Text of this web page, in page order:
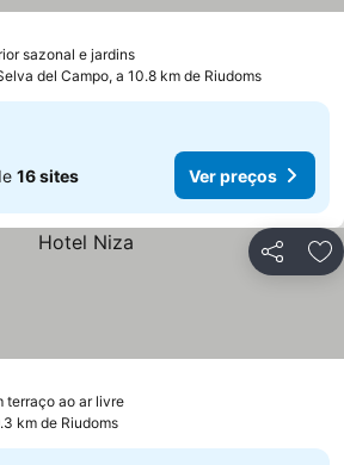
sazonal e jardinsVer preços
del Campo, a 10.8 km de Riudoms
16 sites Ver preços
Partilhar
terraço ao ar livreVer preços
km de Riudoms